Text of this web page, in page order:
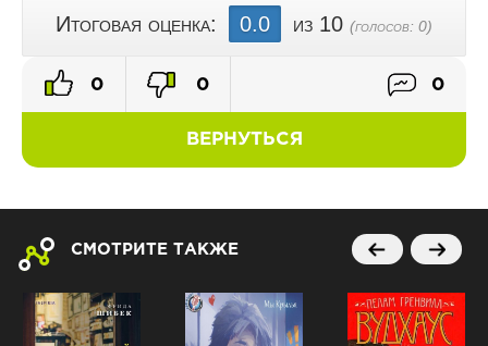
Итоговая оценка: 0.0 из 10 (голосов: 0)
ВЕРНУТЬСЯ
0 0 0
СМОТРИТЕ ТАКЖЕ